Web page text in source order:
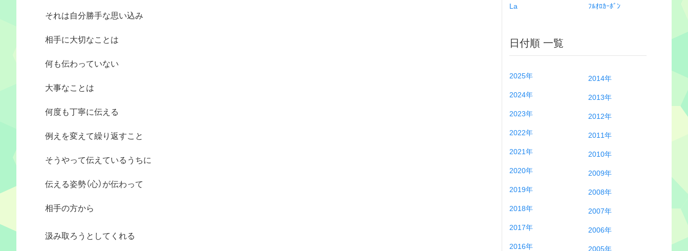
それは自分勝手な思い込み
相手に大切なことは
何も伝わっていない
大事なことは
何度も丁寧に伝える
例えを変えて繰り返すこと
そうやって伝えているうちに
伝える姿勢（心）が伝わって
相手の方から
汲み取ろうとしてくれる
La
ﾌﾙｵﾛｶｰﾎﾞﾝ
日付順 一覧
2025年
2024年
2023年
2022年
2021年
2020年
2019年
2018年
2017年
2016年
2014年
2013年
2012年
2011年
2010年
2009年
2008年
2007年
2006年
2005年